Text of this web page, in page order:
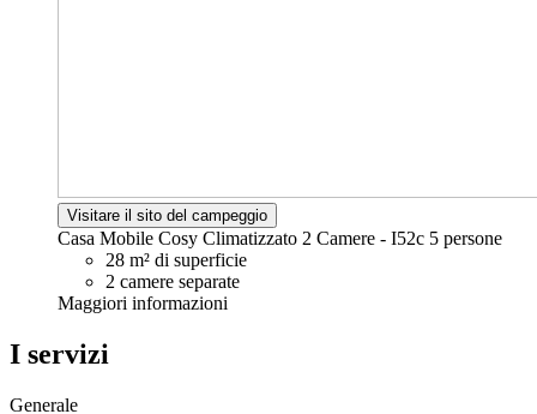
Visitare il sito del campeggio
Casa Mobile Cosy Climatizzato 2 Camere - I52c 5 persone
28 m² di superficie
2 camere separate
Maggiori informazioni
I servizi
Generale